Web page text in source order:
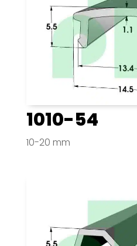
1010-54
10-20 mm